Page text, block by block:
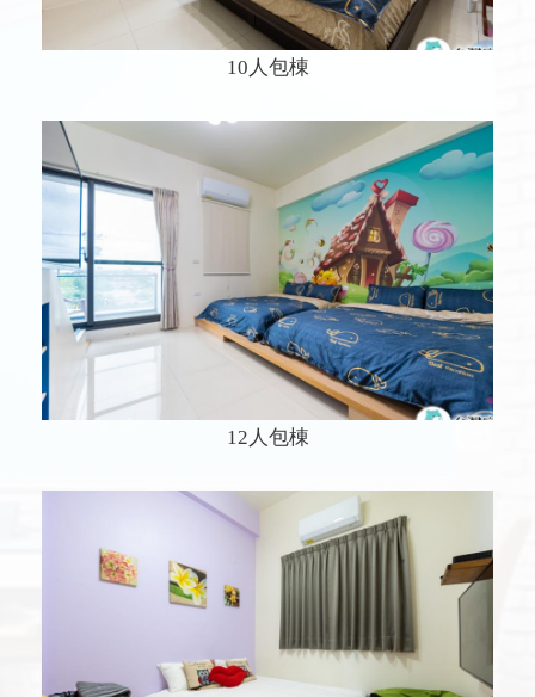
10人包棟
12人包棟